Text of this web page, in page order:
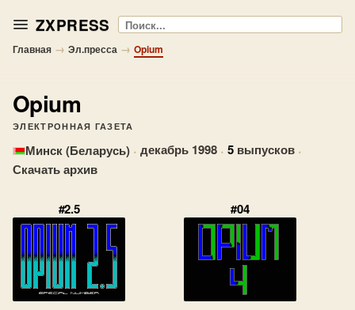
ZXPRESS Поиск
Главная → Эл.пресса → Opium
Opium
ЭЛЕКТРОННАЯ ГАЗЕТА
Минск (Беларусь) · декабрь 1998 · 5 выпусков ·
Скачать архив
#2.5 #04